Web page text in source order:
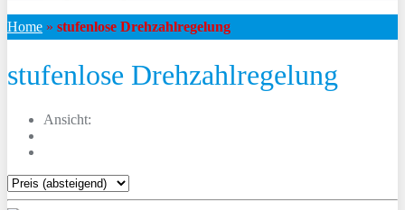
Home » stufenlose Drehzahlregelung
stufenlose Drehzahlregelung
Ansicht: